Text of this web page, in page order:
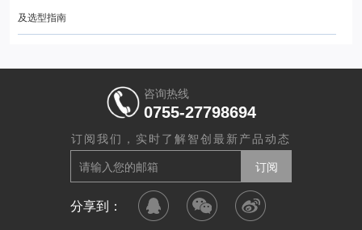
及选型指南
咨询热线
0755-27798694
订阅我们，实时了解智创最新产品动态
分享到：